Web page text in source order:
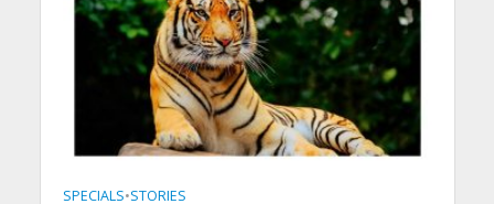
SPECIALS•STORIES